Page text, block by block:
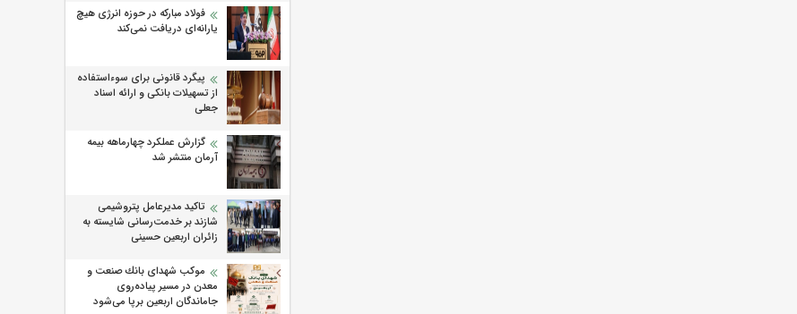
فولاد مبارکه در حوزه انرژی هیچ
یارانه‌ای دریافت نمی‌کند
پیگرد قانونی برای سوءاستفاده
از تسهیلات بانکی و ارائه اسناد
جعلی
گزارش عملکرد چهارماهه بیمه
آرمان منتشر شد
تاکید مدیرعامل پتروشیمی
شازند بر خدمت‌رسانی شایسته به
زائران اربعین حسینی
موكب شهدای بانك صنعت و
معدن در مسیر پیاده‌روی
جاماندگان اربعین برپا می‌شود